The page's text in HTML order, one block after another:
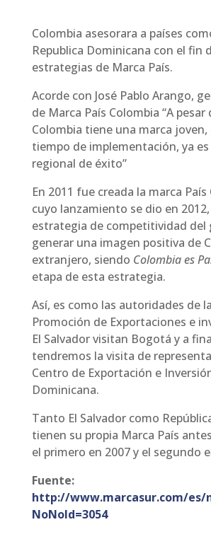
Colombia asesorara a países
Republica Dominicana con el fin
estrategias de Marca País.
Acorde con José Pablo Arango,
de Marca País Colombia “A pesar
Colombia tiene una marca joven,
tiempo de implementación, ya
regional de éxito”
En 2011 fue creada la marca País
cuyo lanzamiento se dio en
estrategia de competitividad del
generar una imagen positiva de
extranjero, siendo Colombia es
etapa de esta estrategia.
Así, es como las autoridades de
Promoción de Exportaciones e
El Salvador visitan Bogotá y a
tendremos la visita de
Centro de Exportación e
Dominicana.
Tanto El Salvador como
tienen su propia Marca País
el primero en 2007 y el segundo
Fuente:
http://www.marcasur.com/es/
NoNoId=3054